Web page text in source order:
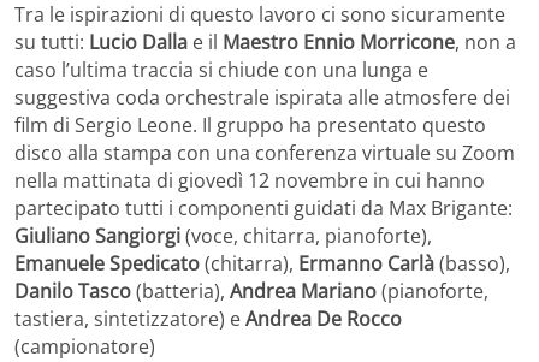
Tra le ispirazioni di questo lavoro ci sono sicuramente
su tutti: Lucio Dalla e il Maestro Ennio Morricone, non a
caso l’ultima traccia si chiude con una lunga e
suggestiva coda orchestrale ispirata alle atmosfere dei
film di Sergio Leone. Il gruppo ha presentato questo
disco alla stampa con una conferenza virtuale su Zoom
nella mattinata di giovedì 12 novembre in cui hanno
partecipato tutti i componenti guidati da Max Brigante:
Giuliano Sangiorgi(voce, chitarra, pianoforte),
Emanuele Spedicato(chitarra), Ermanno Carlà(basso),
Danilo Tasco(batteria), Andrea Mariano(pianoforte,
tastiera, sintetizzatore) eAndrea De Rocco
(campionatore)